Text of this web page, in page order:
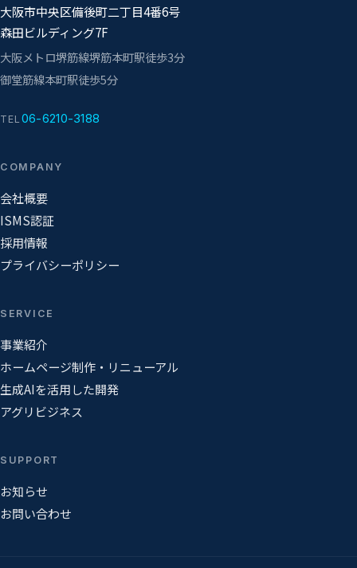
大阪市中央区備後町二丁目4番6号
森田ビルディング7F
大阪メトロ堺筋線堺筋本町駅徒歩3分
御堂筋線本町駅徒歩5分
TEL 06-6210-3188
COMPANY
会社概要
ISMS認証
採用情報
プライバシーポリシー
SERVICE
事業紹介
ホームページ制作・リニューアル
生成AIを活用した開発
アグリビジネス
SUPPORT
お知らせ
お問い合わせ